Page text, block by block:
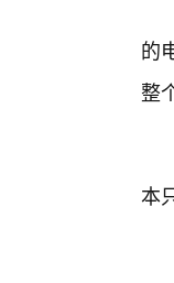
的
整
本